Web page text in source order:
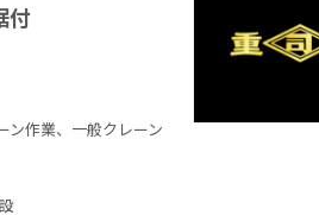
付
ン作業、一般クレーン